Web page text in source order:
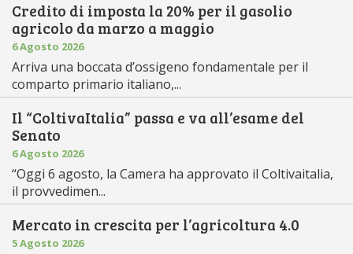
Credito di imposta la 20% per il gasolio
agricolo da marzo a maggio
6 Agosto 2026
Arriva una boccata d’ossigeno fondamentale per il
comparto primario italiano,...
Il “ColtivaItalia” passa e va all’esame del
Senato
6 Agosto 2026
“Oggi 6 agosto, la Camera ha approvato il Coltivaitalia,
il provvedimen...
Mercato in crescita per l’agricoltura 4.0
5 Agosto 2026